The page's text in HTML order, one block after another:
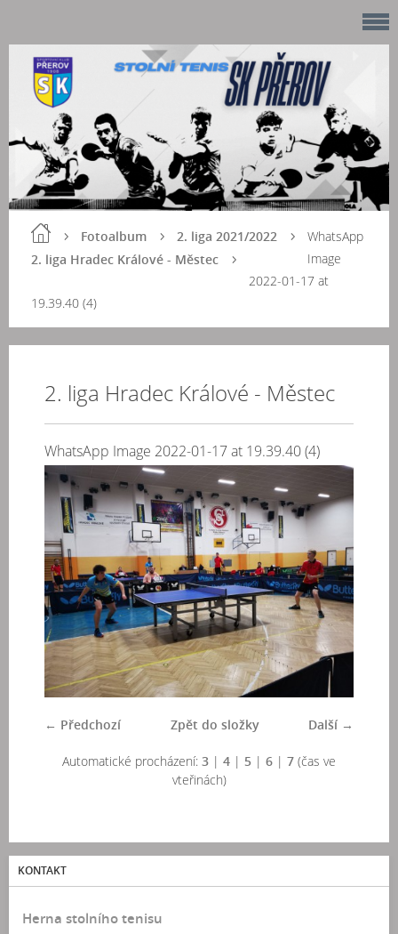
Fotoalbum
2. liga 2021/2022
2. liga Hradec Králové - Městec
WhatsApp
Image
2022-01-17 at
19.39.40 (4)
2. liga Hradec Králové - Městec
WhatsApp Image 2022-01-17 at 19.39.40 (4)
← Předchozí Další →
Zpět do složky
Automatické procházení: 3 | 4 | 5 | 6 | 7 (čas ve
vteřinách)
KONTAKT
Herna stolního tenisu